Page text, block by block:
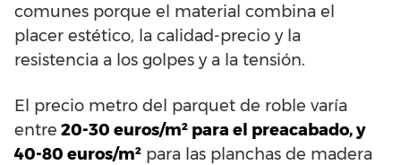
comunes porque el material combina el
placer estético, la calidad-precio y la
resistencia a los golpes y a la tensión.
El precio metro del parquet de roble varía
entre 20-30 euros/m² para el preacabado, y
40-80 euros/m² para las planchas de madera